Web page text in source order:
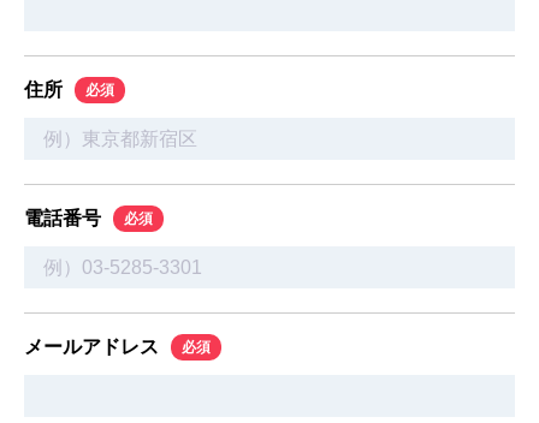
住所 必須
電話番号 必須
メールアドレス 必須